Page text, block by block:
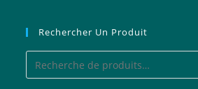
Rechercher Un Produit